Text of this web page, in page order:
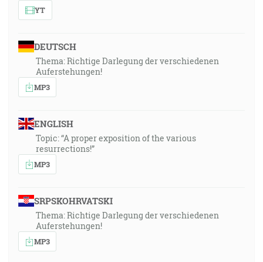
YT
DEUTSCH
Thema: Richtige Darlegung der verschiedenen
Auferstehungen!
MP3
ENGLISH
Topic: “A proper exposition of the various
resurrections!”
MP3
SRPSKOHRVATSKI
Thema: Richtige Darlegung der verschiedenen
Auferstehungen!
MP3